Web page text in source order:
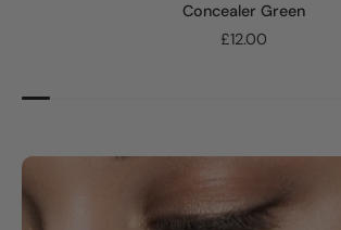
Concealer Green
£12.00